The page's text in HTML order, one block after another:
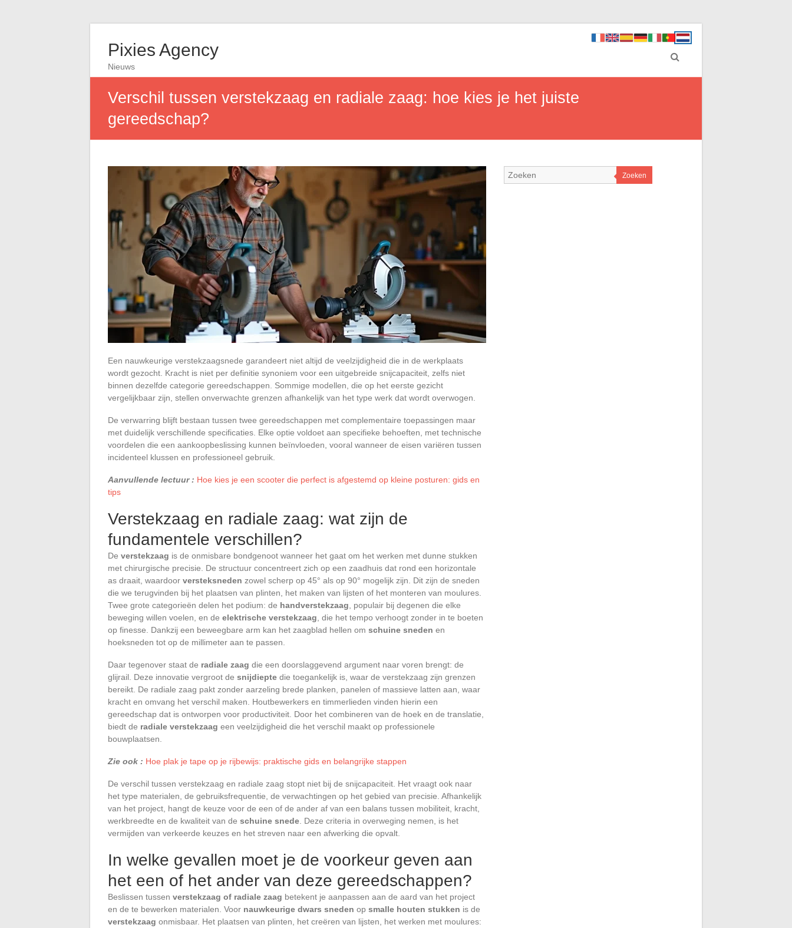
Pixies Agency
Nieuws
Verschil tussen verstekzaag en radiale zaag: hoe kies je het juiste
gereedschap?
Een nauwkeurige verstekzaagsnede garandeert niet altijd de veelzijdigheid die in de werkplaats
wordt gezocht. Kracht is niet per definitie synoniem voor een uitgebreide snijcapaciteit, zelfs niet
binnen dezelfde categorie gereedschappen. Sommige modellen, die op het eerste gezicht
vergelijkbaar zijn, stellen onverwachte grenzen afhankelijk van het type werk dat wordt overwogen.
De verwarring blijft bestaan tussen twee gereedschappen met complementaire toepassingen maar
met duidelijk verschillende specificaties. Elke optie voldoet aan specifieke behoeften, met technische
voordelen die een aankoopbeslissing kunnen beïnvloeden, vooral wanneer de eisen variëren tussen
incidenteel klussen en professioneel gebruik.
Aanvullende lectuur : Hoe kies je een scooter die perfect is afgestemd op kleine posturen: gids en
tips
Verstekzaag en radiale zaag: wat zijn de
fundamentele verschillen?
De verstekzaag is de onmisbare bondgenoot wanneer het gaat om het werken met dunne stukken
met chirurgische precisie. De structuur concentreert zich op een zaadhuis dat rond een horizontale
as draait, waardoor versteksneden zowel scherp op 45° als op 90° mogelijk zijn. Dit zijn de sneden
die we terugvinden bij het plaatsen van plinten, het maken van lijsten of het monteren van moulures.
Twee grote categorieën delen het podium: de handverstekzaag , populair bij degenen die elke
beweging willen voelen, en de elektrische verstekzaag , die het tempo verhoogt zonder in te boeten
op finesse. Dankzij een beweegbare arm kan het zaagblad hellen om schuine sneden en
hoeksneden tot op de millimeter aan te passen.
Daar tegenover staat de radiale zaag die een doorslaggevend argument naar voren brengt: de
glijrail. Deze innovatie vergroot de snijdiepte die toegankelijk is, waar de verstekzaag zijn grenzen
bereikt. De radiale zaag pakt zonder aarzeling brede planken, panelen of massieve latten aan, waar
kracht en omvang het verschil maken. Houtbewerkers en timmerlieden vinden hierin een
gereedschap dat is ontworpen voor productiviteit. Door het combineren van de hoek en de translatie,
biedt de radiale verstekzaag een veelzijdigheid die het verschil maakt op professionele
bouwplaatsen.
Zie ook : Hoe plak je tape op je rijbewijs: praktische gids en belangrijke stappen
De verschil tussen verstekzaag en radiale zaag stopt niet bij de snijcapaciteit. Het vraagt ook naar
het type materialen, de gebruiksfrequentie, de verwachtingen op het gebied van precisie. Afhankelijk
van het project, hangt de keuze voor de een of de ander af van een balans tussen mobiliteit, kracht,
werkbreedte en de kwaliteit van de schuine snede . Deze criteria in overweging nemen, is het
vermijden van verkeerde keuzes en het streven naar een afwerking die opvalt.
In welke gevallen moet je de voorkeur geven aan
het een of het ander van deze gereedschappen?
Beslissen tussen verstekzaag of radiale zaag betekent je aanpassen aan de aard van het project
en de te bewerken materialen. Voor nauwkeurige dwars sneden op smalle houten stukken is de
verstekzaag onmisbaar. Het plaatsen van plinten, het creëren van lijsten, het werken met moulures:
Zoeken